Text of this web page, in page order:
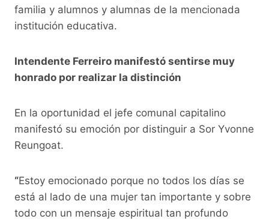
familia y alumnos y alumnas de la mencionada
institución educativa.
Intendente Ferreiro manifestó sentirse muy
honrado por realizar la distinción
En la oportunidad el jefe comunal capitalino
manifestó su emoción por distinguir a Sor Yvonne
Reungoat.
“Estoy emocionado porque no todos los días se
está al lado de una mujer tan importante y sobre
todo con un mensaje espiritual tan profundo